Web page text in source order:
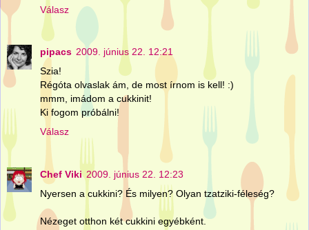
Válasz
pipacs 2009. június 22. 12:21
Szia!
Régóta olvaslak ám, de most írnom is kell! :)
mmm, imádom a cukkinit!
Ki fogom próbálni!
Válasz
Chef Viki 2009. június 22. 12:23
Nyersen a cukkini? És milyen? Olyan tzatziki-féleség?
Nézeget otthon két cukkini egyébként.